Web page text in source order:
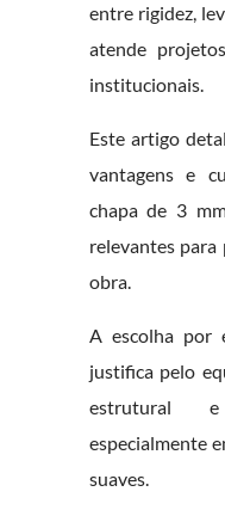
entre rigidez,
atende
institucionais.
Este artigo
vantagens e
chapa de 3
relevantes para
obra.
A escolha por
justifica pelo
estrutural
especialmente
suaves.